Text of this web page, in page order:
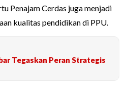
Penajam Cerdas juga menjadi
kualitas pendidikan di PPU.
Tegaskan Peran Strategis